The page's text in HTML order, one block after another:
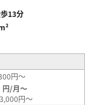
13分
円～
円/月～
円～